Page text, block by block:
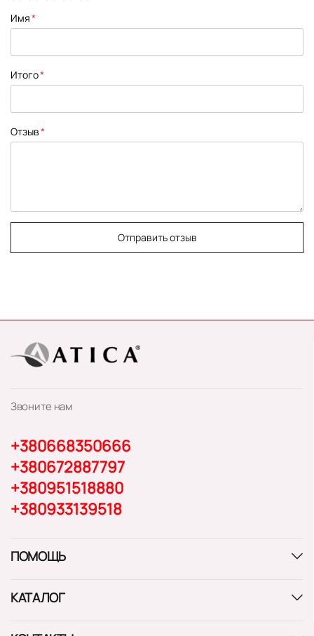
star
stars
stars
stars
stars
Имя
Итого
Отзыв
Отправить отзыв
Звоните нам
+380668350666
+380672887797
+380951518880
+380933139518
ПОМОЩЬ
КАТАЛОГ